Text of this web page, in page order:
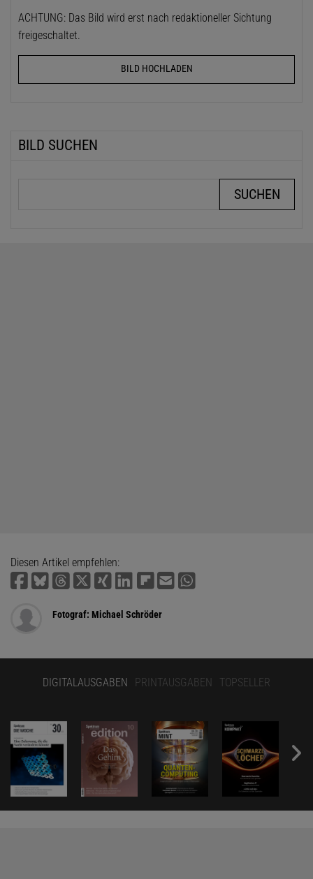
ACHTUNG: Das Bild wird erst nach redaktioneller Sichtung
freigeschaltet.
BILD HOCHLADEN
BILD SUCHEN
Diesen Artikel empfehlen:
Fotograf: Michael Schröder
DIGITALAUSGABEN PRINTAUSGABEN TOPSELLER